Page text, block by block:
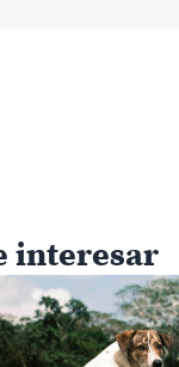
interesar